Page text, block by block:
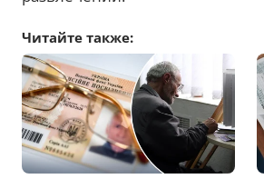
Читайте также: